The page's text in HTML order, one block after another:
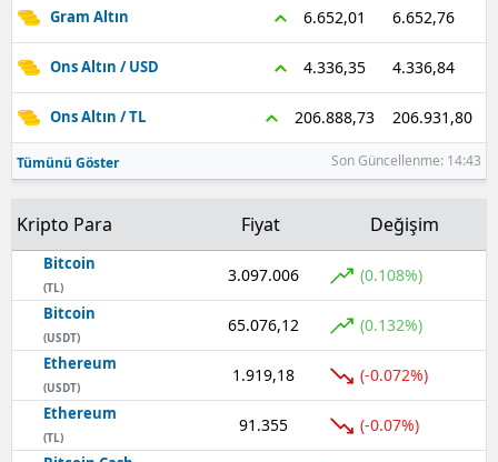
Gram Altın 6.652,01 6.652,76
Ons Altın / USD 4.336,35 4.336,84
Ons Altın / TL 206.888,73 206.931,80
Tümünü Göster Son Güncellenme: 14:43
Kripto Para Fiyat Değişim
Bitcoin
(TL)
3.097.006 (0.108%)
Bitcoin
(USDT)
65.076,12 (0.132%)
Ethereum
(USDT)
1.919,18 (-0.072%)
Ethereum
(TL)
91.355 (-0.07%)